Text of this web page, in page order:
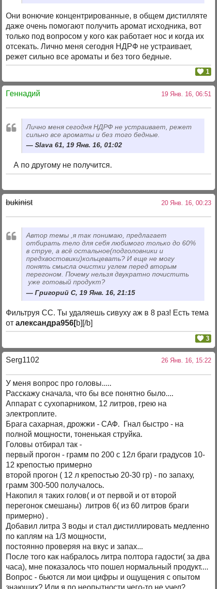
Они вонючие концентрированные, в общем дистилляте
даже очень помогают получить аромат исходника, вот
только под вопросом у кого как работает нос и когда их
отсекать. Лично меня сегодня НДРФ не устраивает,
режет сильно все ароматы и без того бедные.
1
Геннадий 19 Янв. 16, 06:51
Лично меня сегодня НДРФ не устраивает, режет
сильно все ароматы и без того бедные.
Slava 61, 19 Янв. 16, 01:02
А по другому не получится.
bukinist 20 Янв. 16, 00:23
Автор темы ,я так понимаю, предлагает
отбирать тело для себя любимого только до 60%
в струе, а всё остальное(подголовники и
предхвостовики)кольцевать? И еще не могу
понять смысла очистки углем перед вторым
перегоном. Почему нельзя двукратно почистить
уже готовый продукт?
Григорий C, 19 Янв. 16, 21:15
Фильтруя СС. Ты удаляешь сивуху аж в 8 раз! Есть тема
оталександра956[b][/b]
3
Serg1102 26 Янв. 16, 15:22
У меня вопрос про головы.....
Расскажу сначала, что бы все понятно было....
Аппарат с сухопарником, 12 литров, грею на
электроплите.
Брага сахарная, дрожжи - САФ. Гнал быстро - на
полной мощности, тоненькая струйка.
Головы отбирал так -
первый прогон - грамм по 200 с 12л браги градусов 10-
12 крепостью примерно
второй прогон ( 12 л крепостью 20-30 гр) - по запаху,
грамм 300-500 получалось.
Накопил я таких голов( и от первой и от второй
перегонок смешаны) литров 6( из 60 литров браги
примерно) .
Добавил литра 3 воды и стал дистиллировать медленно
по каплям на 1/3 мощности,
постоянно проверяя на вкус и запах...
После того как набралось литра полтора гадости( за два
часа), мне показалось что пошел нормальный продукт....
Вопрос - бьются ли мои цифры и ощущения с опытом
знающих? Или я по неопытности чего-то не учел?